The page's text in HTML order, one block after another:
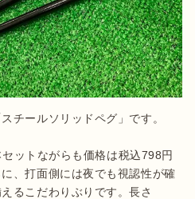
チールソリッドペグ」です。
ットながらも価格は税込798円
、打面側には夜でも視認性が確
るこだわりぶりです。長さ